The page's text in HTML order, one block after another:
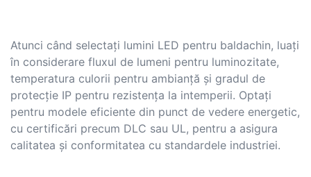
Atunci când selectați lumini LED pentru baldachin, luați
în considerare fluxul de lumeni pentru luminozitate,
temperatura culorii pentru ambianță și gradul de
protecție IP pentru rezistența la intemperii. Optați
pentru modele eficiente din punct de vedere energetic,
cu certificări precum DLC sau UL, pentru a asigura
calitatea și conformitatea cu standardele industriei.